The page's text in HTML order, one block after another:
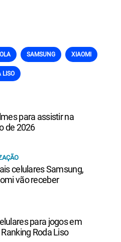
SAMSUNG XIAOMI
LISO
para assistir na
de 2026
celulares Samsung,
vão receber
para jogos em
Roda Liso